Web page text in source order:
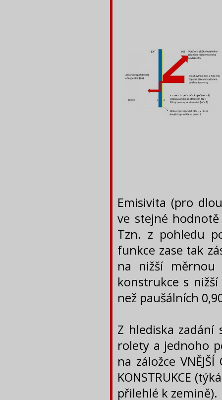
Emisivita (pro
ve stejné
Tzn. z pohledu
funkce zase tak
na nižší měrnou
konstrukce s
než paušálních
Z hlediska
rolety a jednoho
na záložce
KONSTRUKCE
přilehlé k zemině).